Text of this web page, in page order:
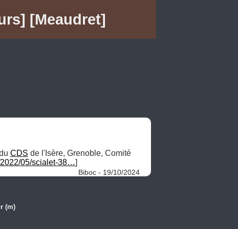
[Meaudret]
CDS de l'Isère, Grenoble, Comité
05/scialet-38…]
Biboc - 19/10/2024
(m)